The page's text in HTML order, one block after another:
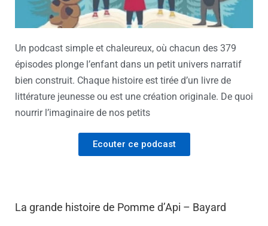
Un podcast simple et chaleureux, où chacun des 379
épisodes plonge l’enfant dans un petit univers narratif
bien construit. Chaque histoire est tirée d’un livre de
littérature jeunesse ou est une création originale. De quoi
nourrir l’imaginaire de nos petits
Ecouter ce podcast
La grande histoire de Pomme d’Api – Bayard